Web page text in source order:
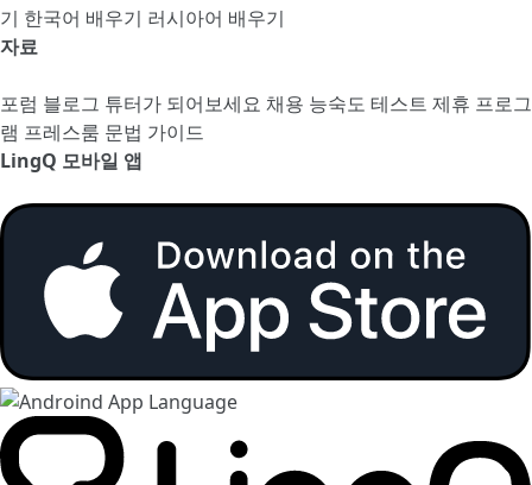
기 한국어 배우기 러시아어 배우기
자료
포럼 블로그 튜터가 되어보세요 채용 능숙도 테스트 제휴 프로그
램 프레스룸 문법 가이드
LingQ 모바일 앱